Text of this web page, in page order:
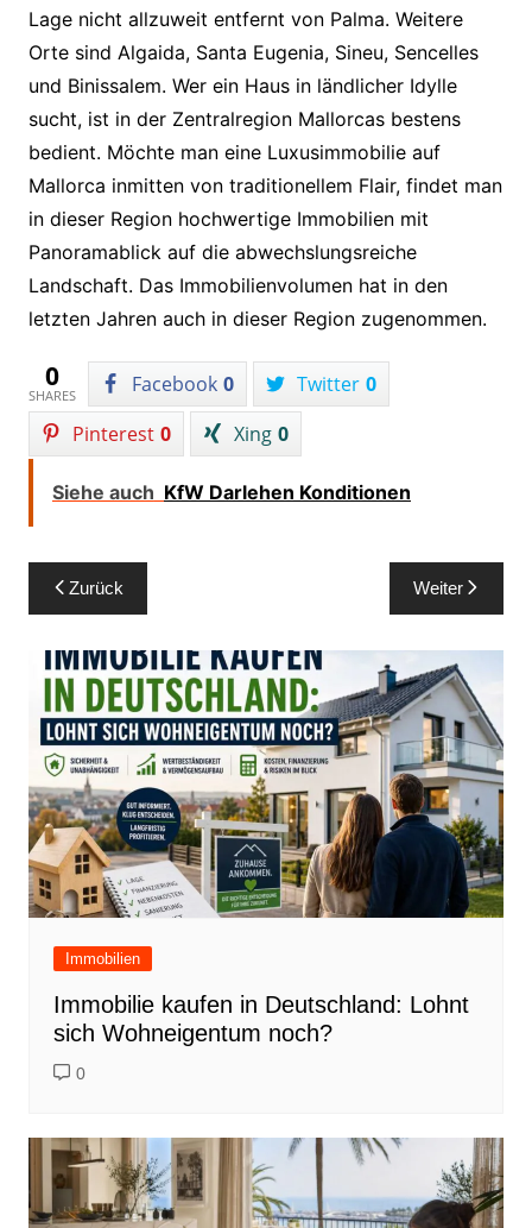
Lage nicht allzuweit entfernt von Palma. Weitere
Orte sind Algaida, Santa Eugenia, Sineu, Sencelles
und Binissalem. Wer ein Haus in ländlicher Idylle
sucht, ist in der Zentralregion Mallorcas bestens
bedient. Möchte man eine Luxusimmobilie auf
Mallorca inmitten von traditionellem Flair, findet man
in dieser Region hochwertige Immobilien mit
Panoramablick auf die abwechslungsreiche
Landschaft. Das Immobilienvolumen hat in den
letzten Jahren auch in dieser Region zugenommen.
0
SHARES Facebook 0 Twitter 0
Pinterest 0 Xing 0
Siehe auch KfW Darlehen Konditionen
Beitragsnavigation
Zurück Weiter
Immobilien
Immobilie kaufen in Deutschland: Lohnt
sich Wohneigentum noch?
0